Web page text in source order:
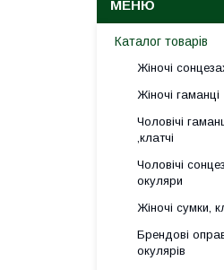
Каталог товарів
Жіночі
Жіночі гаманці
Чоловічі
,клатчі
Чоловічі
окуляри
Жіночі сумки,
Брендові
окулярів